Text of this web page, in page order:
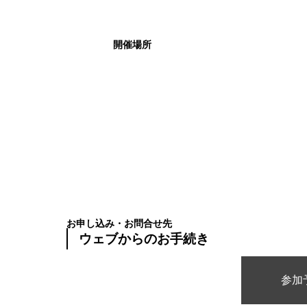
開催場所
お申し込み・お問合せ先
ウェブからのお手続き
参加